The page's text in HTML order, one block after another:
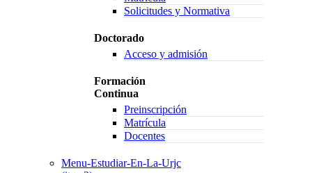
Solicitudes y Normativa
Doctorado
Acceso y admisión
Formación
Continua
Preinscripción
Matrícula
Docentes
Menu-Estudiar-En-La-Urjc